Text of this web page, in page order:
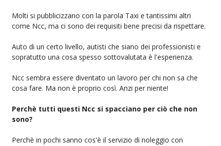
Molti si pubblicizzano con la parola Taxi e tantissimi altri
come Ncc, ma ci sono dei requisiti bene precisi da rispettare.
Auto di un certo livello, autisti che siano dei professionisti e
sopratutto una cosa spesso sottovalutata è l'esperienza.
Ncc sembra essere diventato un lavoro per chi non sa che
cosa fare. Ma non è proprio così. Anzi per niente!
Perchè tutti questi Ncc si spacciano per ciò che non
sono?
Perchè in pochi sanno cos'è il servizio di noleggio con